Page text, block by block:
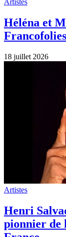
Henri
pionnier de
France.
18 juillet 2026
Artistes
Jane Birkin
2023.